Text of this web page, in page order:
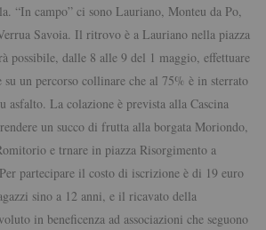
“In campo” ci sono Lauriano, Monteu da Po,
Savoia. Il ritrovo è a Lauriano nella piazza
possibile, dalle 8 alle 9 del 1 maggio, effettuare
un percorso collinare che al 75% è in sterrato
asfalto. La colazione è prevista alla Cascina
un succo di frutta alla borgata Moriondo,
e trnare in piazza Risorgimento a
partecipare il costo di iscrizione è di 19 euro
sino a 12 anni, e il ricavato della
in beneficenza ad associazioni che seguono